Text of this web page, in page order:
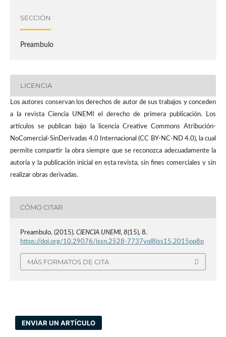
SECCIÓN
Preambulo
LICENCIA
Los autores conservan los derechos de autor de sus trabajos y conceden
a la revista Ciencia UNEMI el derecho de primera publicación. Los
artículos se publican bajo la licencia Creative Commons Atribución-
NoComercial-SinDerivadas 4.0 Internacional (CC BY-NC-ND 4.0), la cual
permite compartir la obra siempre que se reconozca adecuadamente la
autoría y la publicación inicial en esta revista, sin fines comerciales y sin
realizar obras derivadas.
CÓMO CITAR
Preambulo. (2015). CIENCIA UNEMI, 8(15), 8.
https://doi.org/10.29076/issn.2528-7737vol8iss15.2015pp8p
MÁS FORMATOS DE CITA
ENVIAR UN ARTÍCULO